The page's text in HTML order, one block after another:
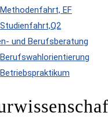
Methodenfahrt, EF
Studienfahrt,Q2
und Berufsberatung
Berufswahlorientierung
Betriebspraktikum